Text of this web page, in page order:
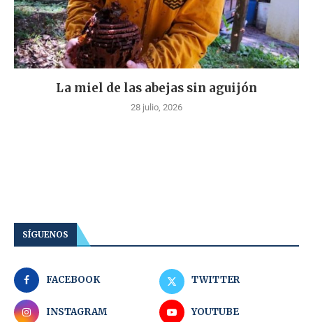
La miel de las abejas sin aguijón
28 julio, 2026
SÍGUENOS
FACEBOOK TWITTER
INSTAGRAM YOUTUBE